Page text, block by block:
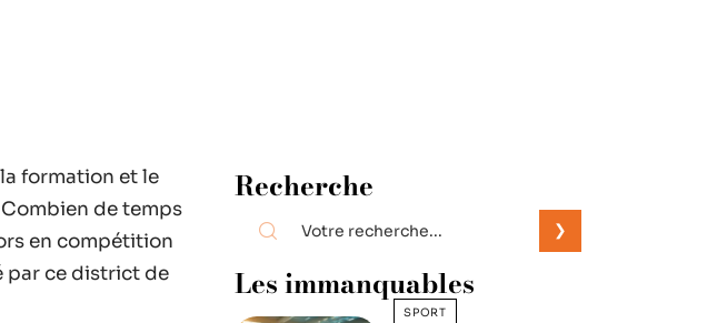
formation et le
de temps
en compétition
par ce district de
Recherche
Les immanquables
SPORT